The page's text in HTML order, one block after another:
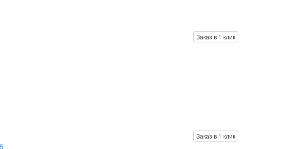
Заказ в 1 клик
Заказ в 1 клик